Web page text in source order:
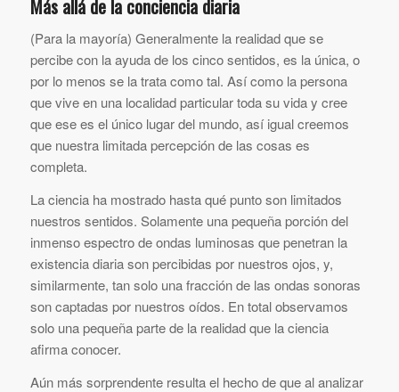
Más allá de la conciencia diaria
(Para la mayoría) Generalmente la realidad que se
percibe con la ayuda de los cinco sentidos, es la única, o
por lo menos se la trata como tal. Así como la persona
que vive en una localidad particular toda su vida y cree
que ese es el único lugar del mundo, así igual creemos
que nuestra limitada percepción de las cosas es
completa.
La ciencia ha mostrado hasta qué punto son limitados
nuestros sentidos. Solamente una pequeña porción del
inmenso espectro de ondas luminosas que penetran la
existencia diaria son percibidas por nuestros ojos, y,
similarmente, tan solo una fracción de las ondas sonoras
son captadas por nuestros oídos. En total observamos
solo una pequeña parte de la realidad que la ciencia
afirma conocer.
Aún más sorprendente resulta el hecho de que al analizar